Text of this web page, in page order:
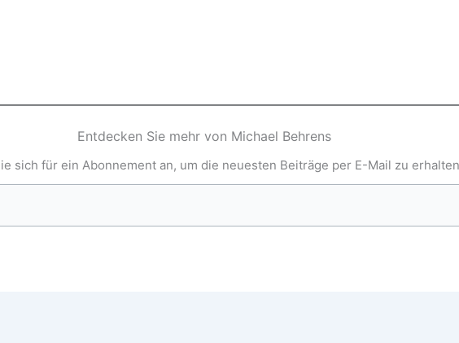
Entdecken Sie mehr von Michael Behrens
sich für ein Abonnement an, um die neuesten Beiträge per E-Mail zu